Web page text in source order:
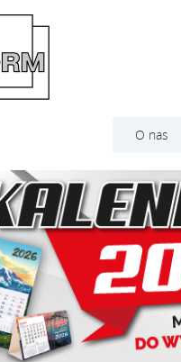
O nas